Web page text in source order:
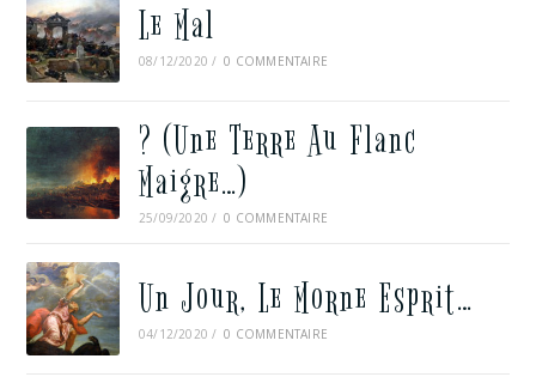
Le Mal
08/12/2020 / 0 COMMENTAIRE
? (Une Terre Au Flanc
Maigre…)
25/09/2020 / 0 COMMENTAIRE
Un Jour, Le Morne Esprit…
04/12/2020 / 0 COMMENTAIRE